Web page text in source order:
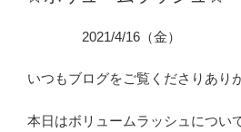
日:
2021/4/16（金）
いつもブログをご覧くださりあり
本日はボリュームラッシュについ